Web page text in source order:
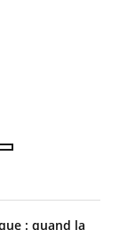
: quand la